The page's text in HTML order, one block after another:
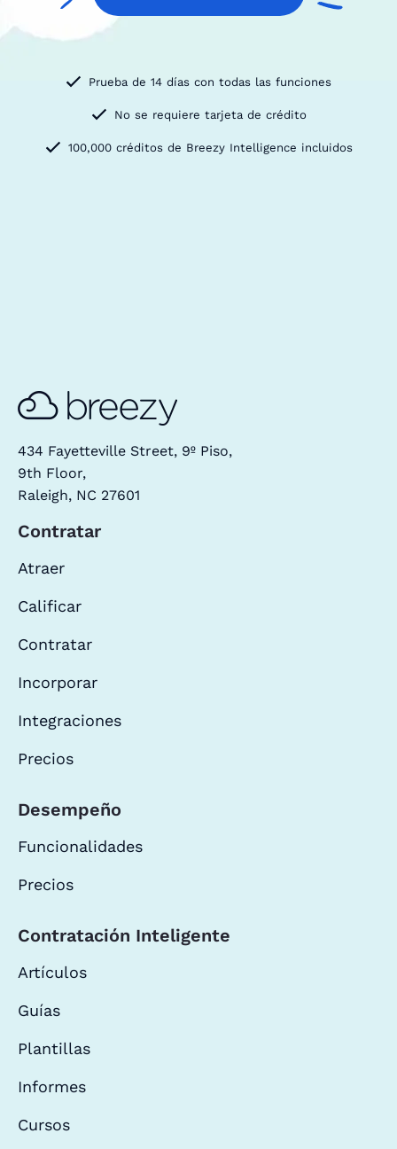
Prueba de 14 días con todas las funciones
No se requiere tarjeta de crédito
100,000 créditos de Breezy Intelligence incluidos
434 Fayetteville Street, 9º Piso,
9th Floor,
Raleigh, NC 27601
Contratar
Atraer
Calificar
Contratar
Incorporar
Integraciones
Precios
Desempeño
Funcionalidades
Precios
Contratación Inteligente
Artículos
Guías
Plantillas
Informes
Cursos